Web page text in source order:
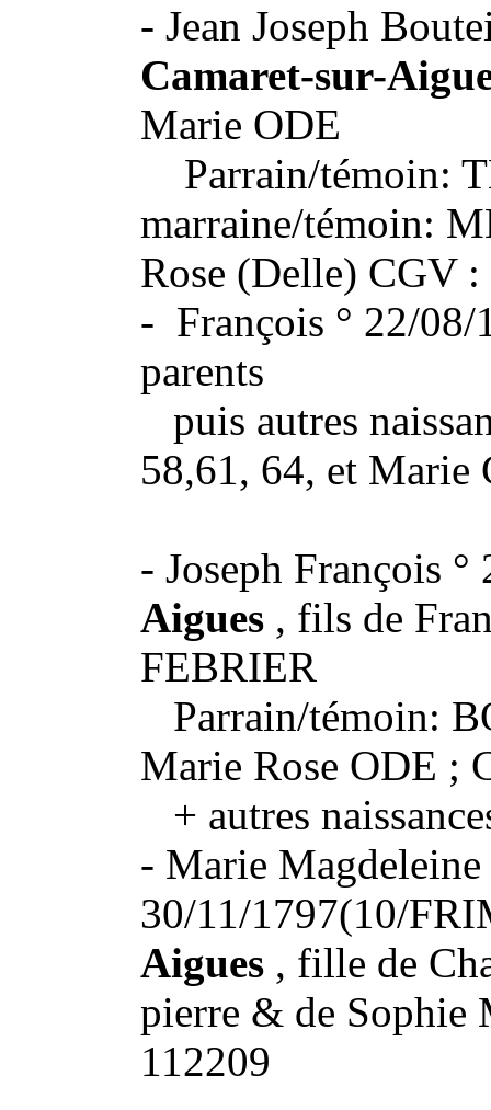
- Jean Joseph
Camaret-sur-
Marie ODE
Parrain/témoin:
marraine/témoin:
Rose (Delle) CGV
- François ° 22/08/
parents
puis autres
58,61, 64, et Marie
- Joseph François
Aigues , fils de
FEBRIER
Parrain/témoin:
Marie Rose ODE ;
+ autres
- Marie
30/11/1797(10/
Aigues , fille de
pierre & de
112209